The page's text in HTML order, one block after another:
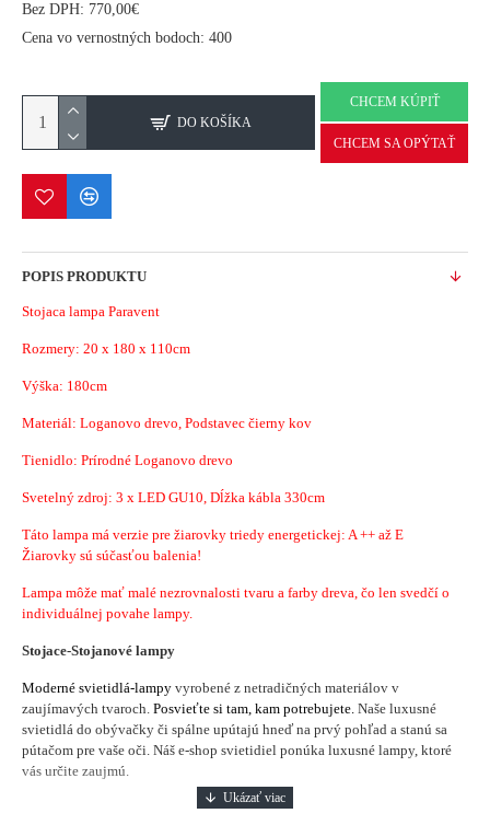
Bez DPH: 770,00€
Cena vo vernostných bodoch: 400
DO KOŠÍKA
CHCEM KÚPIŤ
CHCEM SA OPÝTAŤ
POPIS PRODUKTU
Stojaca lampa Paravent
Rozmery: 20 x 180 x 110cm
Výška: 180cm
Materiál: Loganovo drevo, Podstavec čierny kov
Tienidlo: Prírodné Loganovo drevo
Svetelný zdroj: 3 x LED GU10, Dĺžka kábla 330cm
Táto lampa má verzie pre žiarovky triedy energetickej: A ++ až E
Žiarovky sú súčasťou balenia!
Lampa môže mať malé nezrovnalosti tvaru a farby dreva, čo len svedčí o
individuálnej povahe lampy.
Stojace-Stojanové lampy
Moderné svietidlá-lampy vyrobené z netradičných materiálov v
zaujímavých tvaroch. Posvieťte si tam, kam potrebujete. Naše luxusné
svietidlá do obývačky či spálne upútajú hneď na prvý pohľad a stanú sa
pútačom pre vaše oči. Náš e-shop svietidiel ponúka luxusné lampy, ktoré
vás určite zaujmú.